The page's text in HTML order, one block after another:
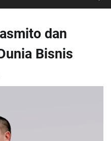
dan
Bisnis